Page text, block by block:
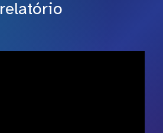
relatório